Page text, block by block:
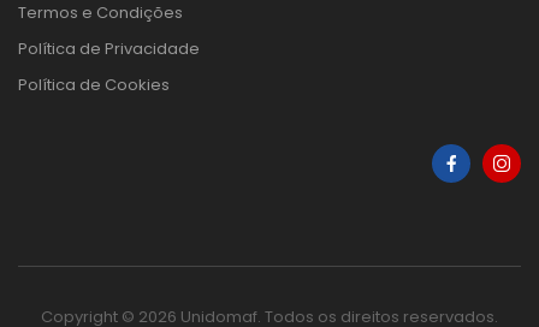
Termos e Condições
Política de Privacidade
Política de Cookies
Copyright © 2026 Unidomaf. Todos os direitos reservados.